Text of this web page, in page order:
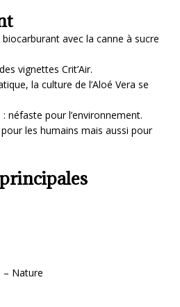
avec la canne à sucre
vignettes Crit’Air.
la culture de l’Aloé Vera se
néfaste pour l’environnement.
les humains mais aussi pour
– Nature